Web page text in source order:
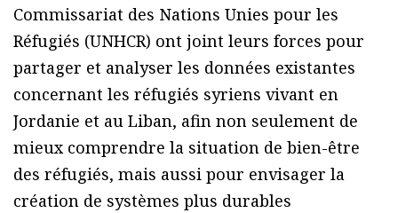
Commissariat des Nations Unies pour les
Réfugiés (UNHCR) ont joint leurs forces pour
partager et analyser les données existantes
concernant les réfugiés syriens vivant en
Jordanie et au Liban, afin non seulement de
mieux comprendre la situation de bien-être
des réfugiés, mais aussi pour envisager la
création de systèmes plus durables